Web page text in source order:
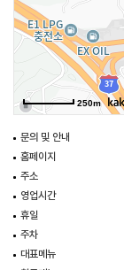
250m
문의 및 안내
홈페이지
주소
영업시간
휴일
주차
대표메뉴